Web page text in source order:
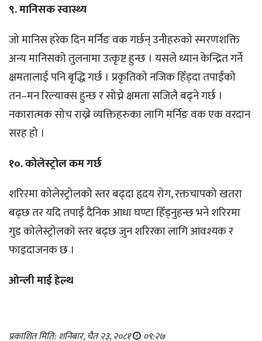
९. मानिसक स्वास्थ्य
जो मानिस हरेक दिन मर्निङ वक गर्छन् उनीहरुको स्मरणशक्ति
अन्य मानिसको तुलनामा उत्कृष्ट हुन्छ । यसले ध्यान केन्द्रित गर्ने
क्षमतालाई पनि बृद्धि गर्छ । प्रकृतिको नजिक हिँड्दा तपाईंको
तन–मन रिल्याक्स हुन्छ र सोच्ने क्षमता सजिलै बढ्ने गर्छ ।
नकारात्मक सोच राख्ने व्यक्तिहरुका लागि मर्निङ वक एक वरदान
सरह हो ।
१०. कोलेस्ट्रोल कम गर्छ
शरिरमा कोलेस्ट्रोलको स्तर बढ्दा हृदय रोग, रक्तचापको खतरा
बढ्छ तर यदि तपाईं दैनिक आधा घण्टा हिँड्नुहन्छ भने शरिरमा
गुड कोलेस्ट्रोलको स्तर बढ्छ जुन शरिरका लागि आवश्यक र
फाइदाजनक छ ।
ओन्ली माई हेल्थ
प्रकाशित मिति: शनिबार, चैत २३, २०८१ ०९:२७